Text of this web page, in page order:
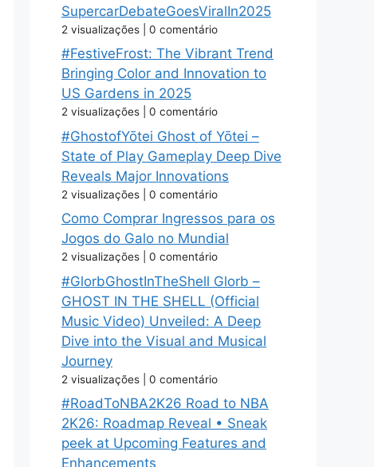
SupercarDebateGoesViralIn2025
2 visualizações 0 comentário
#FestiveFrost: The Vibrant Trend
Bringing Color and Innovation to
US Gardens in 2025
2 visualizações 0 comentário
#GhostofYōtei Ghost of Yōtei –
State of Play Gameplay Deep Dive
Reveals Major Innovations
2 visualizações 0 comentário
Como Comprar Ingressos para os
Jogos do Galo no Mundial
2 visualizações 0 comentário
#GlorbGhostInTheShell Glorb –
GHOST IN THE SHELL (Official
Music Video) Unveiled: A Deep
Dive into the Visual and Musical
Journey
2 visualizações 0 comentário
#RoadToNBA2K26 Road to NBA
2K26: Roadmap Reveal • Sneak
peek at Upcoming Features and
Enhancements